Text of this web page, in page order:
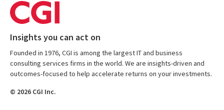
Insights you can act on
Founded in 1976, CGI is among the largest IT and business
consulting services firms in the world. We are insights-driven and
outcomes-focused to help accelerate returns on your investments.
© 2026 CGI Inc.